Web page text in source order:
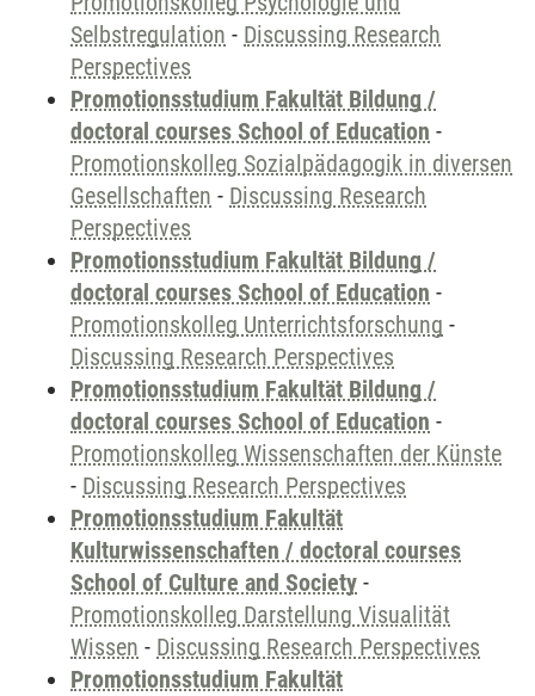
Selbstregulation - Discussing Research
Perspectives
Promotionsstudium Fakultät Bildung /
doctoral courses School of Education -
Promotionskolleg Sozialpädagogik in diversen
Gesellschaften - Discussing Research
Perspectives
Promotionsstudium Fakultät Bildung /
doctoral courses School of Education -
Promotionskolleg Unterrichtsforschung -
Discussing Research Perspectives
Promotionsstudium Fakultät Bildung /
doctoral courses School of Education -
Promotionskolleg Wissenschaften der Künste
- Discussing Research Perspectives
Promotionsstudium Fakultät
Kulturwissenschaften / doctoral courses
School of Culture and Society -
Promotionskolleg Darstellung Visualität
Wissen - Discussing Research Perspectives
Promotionsstudium Fakultät